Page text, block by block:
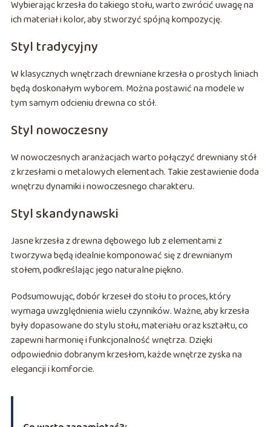
Wybierając krzesła do takiego stołu, warto zwrócić uwagę na
ich materiał i kolor, aby stworzyć spójną kompozycję.
Styl tradycyjny
W klasycznych wnętrzach drewniane krzesła o prostych liniach
będą doskonałym wyborem. Można postawić na modele w
tym samym odcieniu drewna co stół.
Styl nowoczesny
W nowoczesnych aranżacjach warto połączyć drewniany stół
z krzesłami o metalowych elementach. Takie zestawienie doda
wnętrzu dynamiki i nowoczesnego charakteru.
Styl skandynawski
Jasne krzesła z drewna dębowego lub z elementami z
tworzywa będą idealnie komponować się z drewnianym
stołem, podkreślając jego naturalne piękno.
Podsumowując, dobór krzeseł do stołu to proces, który
wymaga uwzględnienia wielu czynników. Ważne, aby krzesła
były dopasowane do stylu stołu, materiału oraz kształtu, co
zapewni harmonię i funkcjonalność wnętrza. Dzięki
odpowiednio dobranym krzesłom, każde wnętrze zyska na
elegancji i komforcie.